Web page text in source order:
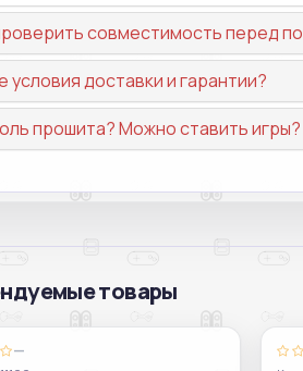
совместимость перед
условия доставки и гарантии?
прошита? Можно ставить игры?
товары
—